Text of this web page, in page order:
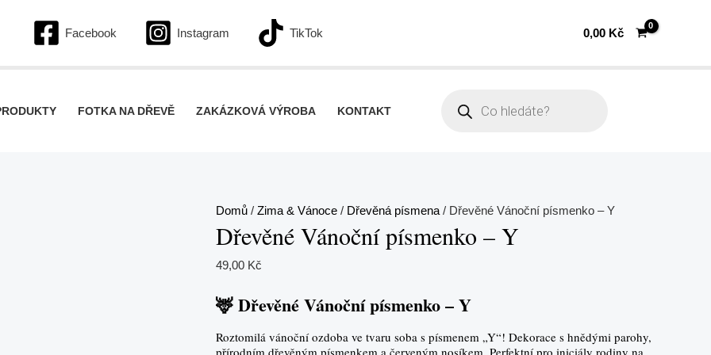
Facebook Instagram TikTok 0,00 Kč
FOTKA NA DŘEVĚ ZAKÁZKOVÁ VÝROBA KONTAKT
Domů / Zima & Vánoce / Dřevěná písmena / Dřevěné Vánoční písmenko – Y
Dřevěné Vánoční písmenko – Y
49,00 Kč
🦌 Dřevěné Vánoční písmenko – Y
Roztomilá vánoční ozdoba ve tvaru soba s písmenem „Y“! Dekorace s hnědými parohy,
Vánoční
množství